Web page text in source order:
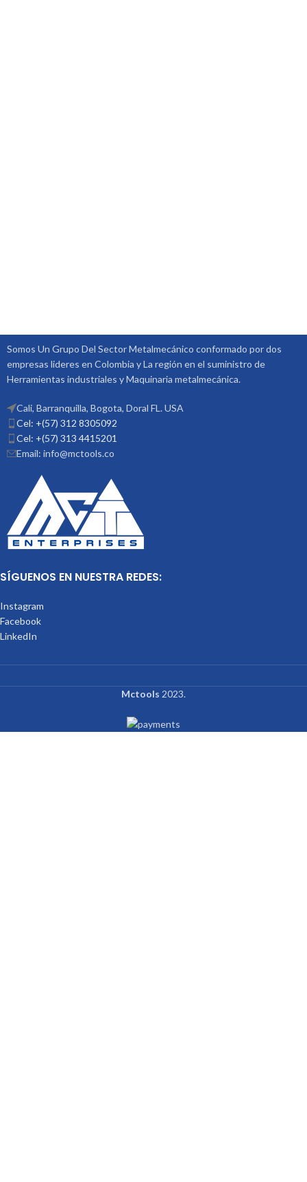
Somos Un Grupo Del Sector Metalmecánico conformado por dos
empresas lideres en Colombia y La región en el suministro de
Herramientas industriales y Maquinaria metalmecánica.
Cali, Barranquilla, Bogota, Doral FL. USA
Cel: +(57) 312 8305092
Cel: +(57) 313 4415201
Email: info@mctools.co
SÍGUENOS EN NUESTRA REDES:
Instagram
Facebook
LinkedIn
Mctools 2023.